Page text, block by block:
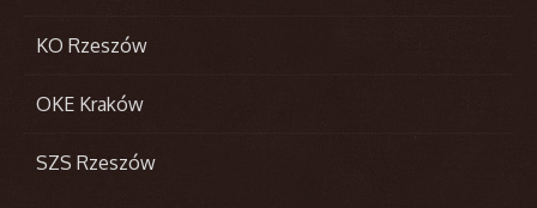
KO Rzeszów
OKE Kraków
SZS Rzeszów